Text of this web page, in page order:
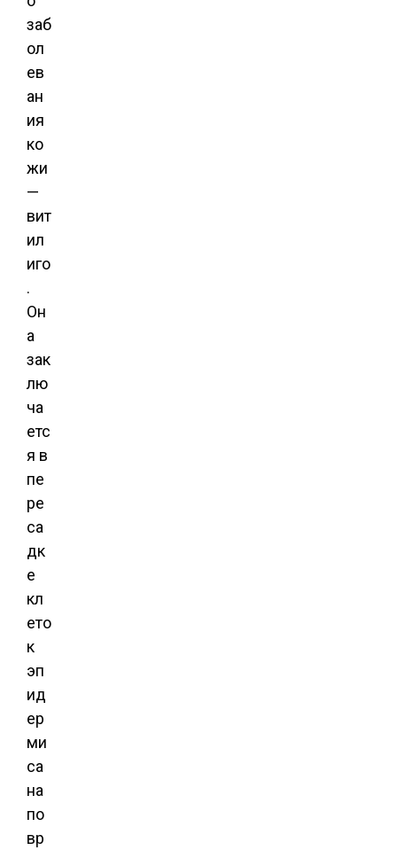
заб
ол
ев
ан
ия
ко
жи
—
вит
ил
иго
.
Он
а
зак
лю
ча
етс
я в
пе
ре
са
дк
е
кл
ето
к
эп
ид
ер
ми
са
на
по
вр